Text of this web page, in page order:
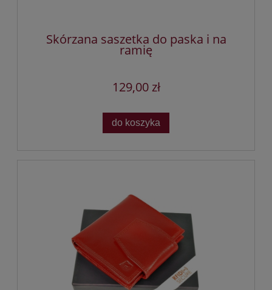
Skórzana saszetka do paska i na
ramię
129,00 zł
do koszyka